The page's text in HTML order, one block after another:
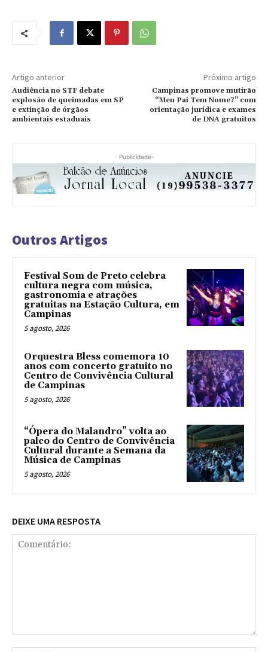
Artigo anterior
Audiência no STF debate
explosão de queimadas em SP
e extinção de órgãos
ambientais estaduais
Próximo artigo
Campinas promove mutirão
“Meu Pai Tem Nome?” com
orientação jurídica e exames
de DNA gratuitos
- Publicidade-
Outros Artigos
Festival Som de Preto celebra
cultura negra com música,
gastronomia e atrações
gratuitas na Estação Cultura, em
Campinas
5 agosto, 2026
Orquestra Bless comemora 10
anos com concerto gratuito no
Centro de Convivência Cultural
de Campinas
5 agosto, 2026
“Ópera do Malandro” volta ao
palco do Centro de Convivência
Cultural durante a Semana da
Música de Campinas
5 agosto, 2026
DEIXE UMA RESPOSTA